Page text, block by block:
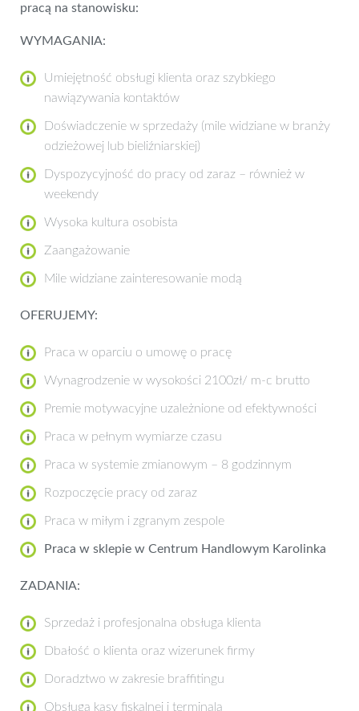
pracą na stanowisku:
WYMAGANIA:
Umiejętność obsługi klienta oraz szybkiego
nawiązywania kontaktów
Doświadczenie w sprzedaży (mile widziane w branży
odzieżowej lub bieliźniarskiej)
Dyspozycyjność do pracy od zaraz – również w
weekendy
Wysoka kultura osobista
Zaangażowanie
Mile widziane zainteresowanie modą
OFERUJEMY:
Praca w oparciu o umowę o pracę
Wynagrodzenie w wysokości 2100zł/ m-c brutto
Premie motywacyjne uzależnione od efektywności
Praca w pełnym wymiarze czasu
Praca w systemie zmianowym – 8 godzinnym
Rozpoczęcie pracy od zaraz
Praca w miłym i zgranym zespole
Praca w sklepie w Centrum Handlowym Karolinka
ZADANIA:
Sprzedaż i profesjonalna obsługa klienta
Dbałość o klienta oraz wizerunek firmy
Doradztwo w zakresie braffitingu
Obsługa kasy fiskalnej i terminala